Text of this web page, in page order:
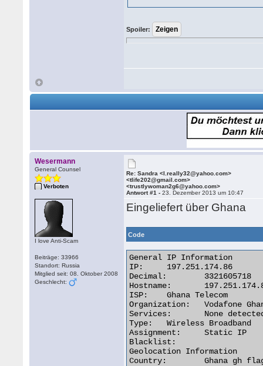
Spoiler:
Wesermann
General Counsel
Verboten
I love Anti-Scam
Beiträge: 33966
Standort: Russia
Mitglied seit: 08. Oktober 2008
Geschlecht:
Re: Sandra <l.really32@yahoo.com>
<tlife202@gmail.com>
<trustlywoman2g6@yahoo.com>
Antwort #1 -23. Dezember 2013 um 10:47
Eingeliefert über Ghana
Code
General IP Information
IP:	197.251.174.86
Decimal:	3321605718
Hostname:	197.251.174.86
ISP:	Ghana Telecom
Organization:	Vodafone Ghana
Services:	None detected
Type:	Wireless Broadband
Assignment:	Static IP
Blacklist:
Geolocation Information
Country:	Ghana gh flag